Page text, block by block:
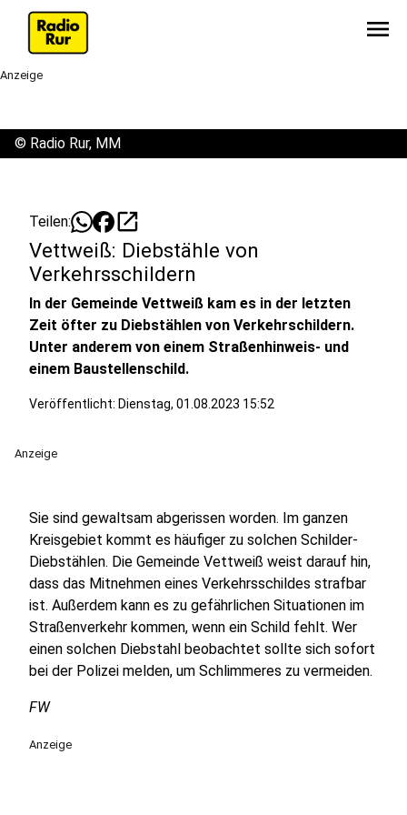
menu
Anzeige
© Radio Rur, MM
Teilen: open_in_new
Vettweiß: Diebstähle von
Verkehrsschildern
In der Gemeinde Vettweiß kam es in der letzten
Zeit öfter zu Diebstählen von Verkehrschildern.
Unter anderem von einem Straßenhinweis- und
einem Baustellenschild.
Veröffentlicht: Dienstag, 01.08.2023 15:52
Anzeige
Sie sind gewaltsam abgerissen worden. Im ganzen
Kreisgebiet kommt es häufiger zu solchen Schilder-
Diebstählen. Die Gemeinde Vettweiß weist darauf hin,
dass das Mitnehmen eines Verkehrsschildes strafbar
ist. Außerdem kann es zu gefährlichen Situationen im
Straßenverkehr kommen, wenn ein Schild fehlt. Wer
einen solchen Diebstahl beobachtet sollte sich sofort
bei der Polizei melden, um Schlimmeres zu vermeiden.
FW
Anzeige